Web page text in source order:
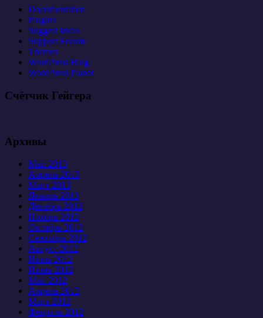
Documentation
Plugins
Suggest Ideas
Support Forum
Themes
WordPress Blog
WordPress Planet
Счётчик Гейгера
Архивы
Май 2013
Апрель 2013
Март 2013
Январь 2013
Декабрь 2012
Ноябрь 2012
Октябрь 2012
Сентябрь 2012
Август 2012
Июль 2012
Июнь 2012
Май 2012
Апрель 2012
Март 2012
Февраль 2012